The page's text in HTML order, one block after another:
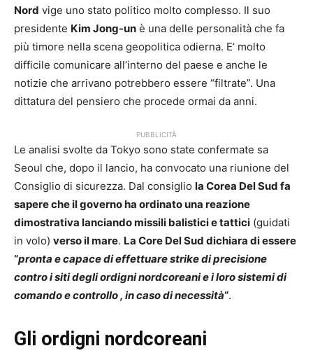
Nord vige uno stato politico molto complesso. Il suo
presidente Kim Jong-un è una delle personalità che fa
più timore nella scena geopolitica odierna. E’ molto
difficile comunicare all’interno del paese e anche le
notizie che arrivano potrebbero essere “filtrate”. Una
dittatura del pensiero che procede ormai da anni.
PUBBLICITÀ
Le analisi svolte da Tokyo sono state confermate sa
Seoul che, dopo il lancio, ha convocato una riunione del
Consiglio di sicurezza. Dal consiglio la Corea Del Sud fa
sapere che il governo ha ordinato una reazione
dimostrativa lanciando missili balistici e tattici (guidati
in volo) verso il mare. La Core Del Sud dichiara di essere
“pronta e capace di effettuare strike di precisione
contro i siti degli ordigni nordcoreani e i loro sistemi di
comando e controllo , in caso di necessità“.
Gli ordigni nordcoreani